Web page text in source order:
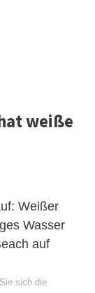
weiße
Weißer
Wasser
auf
sich die